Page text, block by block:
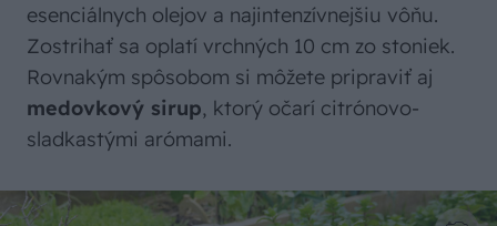
esenciálnych olejov a najintenzívnejšiu vôňu.
Zostrihať sa oplatí vrchných 10 cm zo stoniek.
Rovnakým spôsobom si môžete pripraviť aj
medovkový sirup, ktorý očarí citrónovo-
sladkastými arómami.